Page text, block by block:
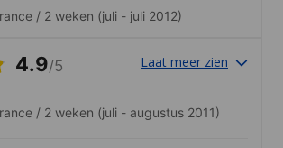
/ 2 weken (juli - juli 2012)
4.9/5 Laat meer zien
/ 2 weken (juli - augustus 2011)